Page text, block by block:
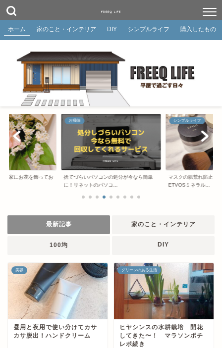
FREEQ LIFE
ホーム 家のこと・インテリア DIY シンプルライフ 購入したもの
】家にお花を飾ってお
お掃除
捨てづらいパソコンの処分が今なら簡単
に！リネットのパソコ...
シンプルライフ
マスクの肌荒れ防止！
ETVOSミネラル...
最新記事 家のこと・インテリア
100均 DIY
美容
昼用と夜用で使い分けてカサ
カサ脱出！ハンドクリーム
グリーンのある生活
ヒヤシンスの水耕栽培 開花
してきた〜！ マラソンポチ
レポ続き